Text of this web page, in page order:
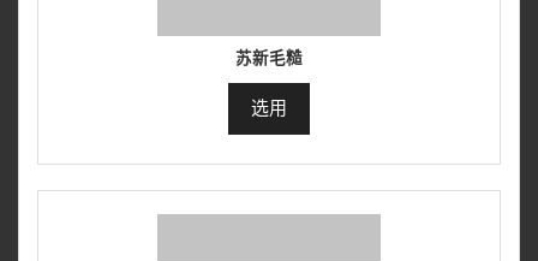
苏新毛糙
选用